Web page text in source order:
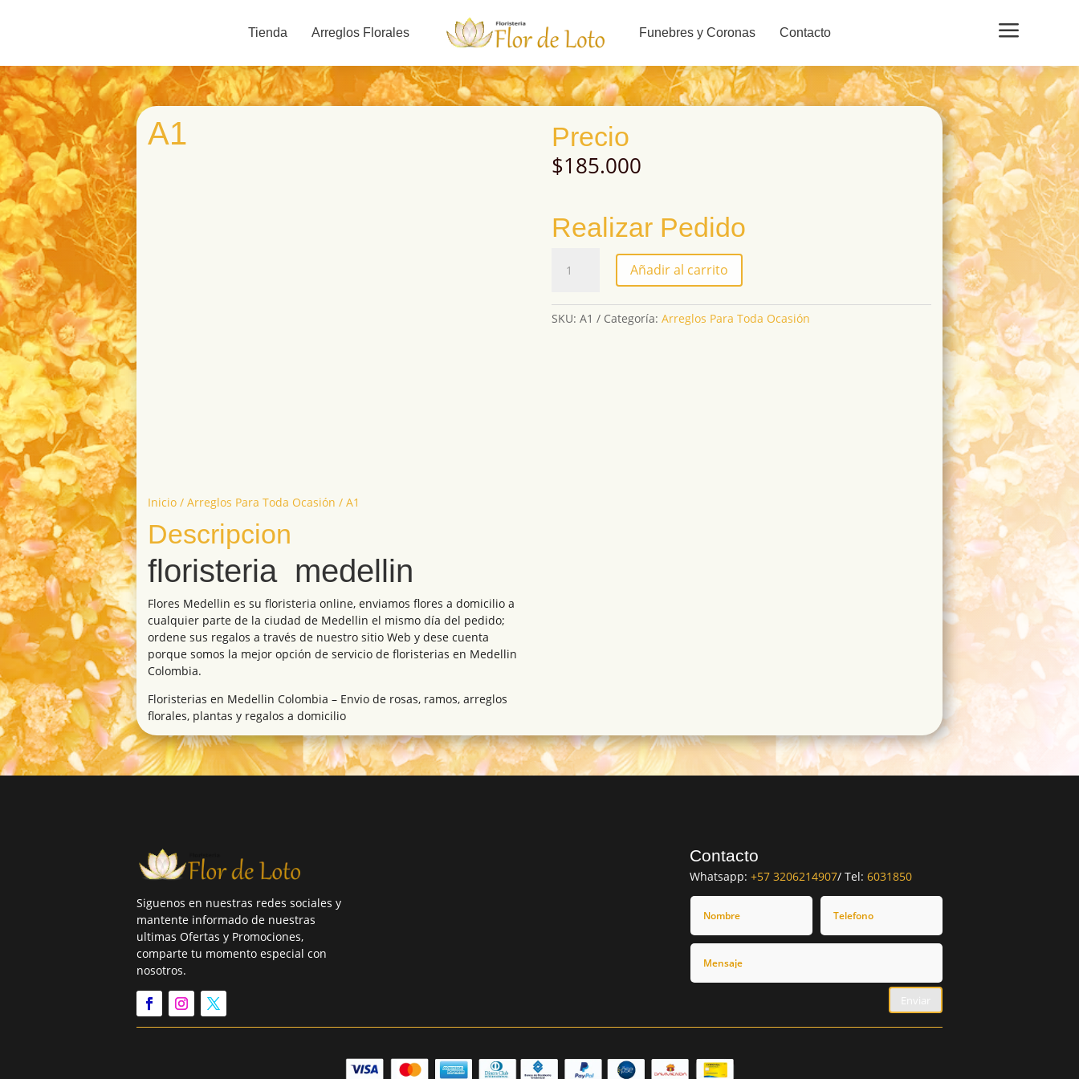
Tienda Arreglos Florales Funebres y Coronas Contacto a
A1
Inicio / Arreglos Para Toda Ocasión / A1
Descripcion
floristeria medellin
Flores Medellin es su floristeria online, enviamos flores a domicilio a
cualquier parte de la ciudad de Medellin el mismo día del pedido;
ordene sus regalos a través de nuestro sitio Web y dese cuenta
porque somos la mejor opción de servicio de floristerias en Medellin
Colombia.
Floristerias en Medellin Colombia – Envio de rosas, ramos, arreglos
florales, plantas y regalos a domicilio
Precio
$185.000
Realizar Pedido
cantidad
Añadir al carrito
SKU: A1 Categoría: Arreglos Para Toda Ocasión
Siguenos en nuestras redes sociales y
mantente informado de nuestras
ultimas Ofertas y Promociones,
comparte tu momento especial con
nosotros.
Contacto
Whatsapp:+57 3206214907/ Tel:6031850
Enviar